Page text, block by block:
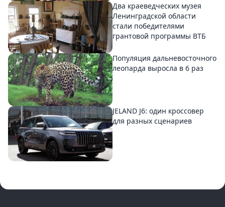
Два краеведческих музея
Ленинградской области
стали победителями
грантовой программы ВТБ
Популяция дальневосточного
леопарда выросла в 6 раз
JELAND J6: один кроссовер
для разных сценариев